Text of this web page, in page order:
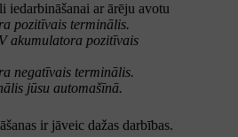
iedarbināšanai ar ārēju avotu
pozitīvais terminālis.
akumulatora pozitīvais
negatīvais terminālis.
jūsu automašīnā.
ir jāveic dažas darbības.